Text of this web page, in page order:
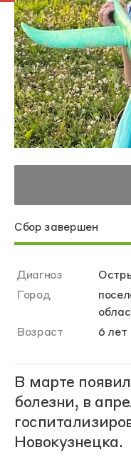
Сбор завершен
Диагноз
Город
Возраст
6 лет
В марте
болезни, в
Новокузнецка.